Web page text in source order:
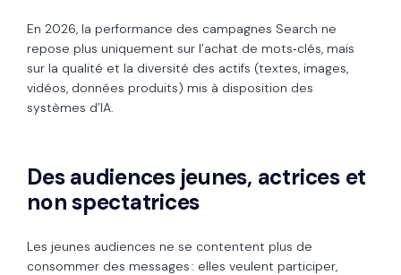
En 2026, la performance des campagnes Search ne
repose plus uniquement sur l’achat de mots‑clés, mais
sur la qualité et la diversité des actifs (textes, images,
vidéos, données produits) mis à disposition des
systèmes d’IA.
Des audiences jeunes, actrices et
non spectatrices
Les jeunes audiences ne se contentent plus de
consommer des messages : elles veulent participer,